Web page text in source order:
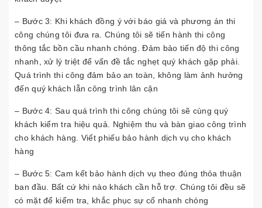
– Bước 3: Khi khách đồng ý với báo giá và phương án thi
công chúng tôi đưa ra. Chúng tôi sẽ tiến hành thi công
thông tắc bồn cầu nhanh chóng. Đảm bảo tiến độ thi công
nhanh, xử lý triệt để vấn đề tắc nghẹt quý khách gặp phải.
Quá trình thi công đảm bảo an toàn, không làm ảnh hưởng
đến quý khách lẫn công trình lân cận
– Bước 4: Sau quá trình thi công chúng tôi sẽ cùng quý
khách kiểm tra hiệu quả. Nghiệm thu và bàn giao công trình
cho khách hàng. Viết phiếu bảo hành dịch vụ cho khách
hàng
– Bước 5: Cam kết bảo hành dịch vụ theo đúng thỏa thuận
ban đầu. Bất cứ khi nào khách cần hỗ trợ. Chúng tôi đều sẽ
có mặt để kiểm tra, khắc phục sự cố nhanh chóng